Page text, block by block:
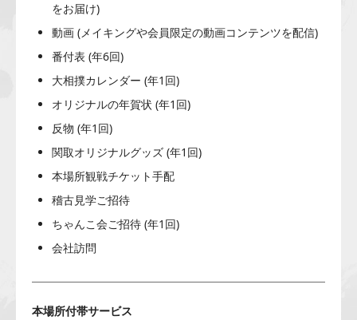
をお届け)
動画 (メイキングや会員限定の動画コンテンツを配信)
番付表 (年6回)
大相撲カレンダー (年1回)
オリジナルの年賀状 (年1回)
反物 (年1回)
関取オリジナルグッズ (年1回)
本場所観戦チケット手配
稽古見学ご招待
ちゃんこ会ご招待 (年1回)
会社訪問
本場所付帯サービス